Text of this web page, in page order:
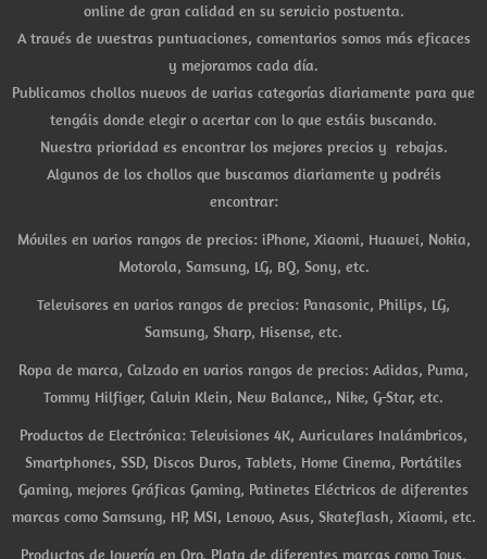
online de gran calidad en su servicio postventa.
A través de vuestras puntuaciones, comentarios somos más eficaces
y mejoramos cada día.
Publicamos chollos nuevos de varias categorías diariamente para que
tengáis donde elegir o acertar con lo que estáis buscando.
Nuestra prioridad es encontrar los mejores precios y rebajas.
Algunos de los chollos que buscamos diariamente y podréis
encontrar:
Móviles en varios rangos de precios: iPhone, Xiaomi, Huawei, Nokia,
Motorola, Samsung, LG, BQ, Sony, etc.
Televisores en varios rangos de precios: Panasonic, Philips, LG,
Samsung, Sharp, Hisense, etc.
Ropa de marca, Calzado en varios rangos de precios: Adidas, Puma,
Tommy Hilfiger, Calvin Klein, New Balance,, Nike, G-Star, etc.
Productos de Electrónica: Televisiones 4K, Auriculares Inalámbricos,
Smartphones, SSD, Discos Duros, Tablets, Home Cinema, Portátiles
Gaming, mejores Gráficas Gaming, Patinetes Eléctricos de diferentes
marcas como Samsung, HP, MSI, Lenovo, Asus, Skateflash, Xiaomi, etc.
Productos de Joyería en Oro, Plata de diferentes marcas como Tous,